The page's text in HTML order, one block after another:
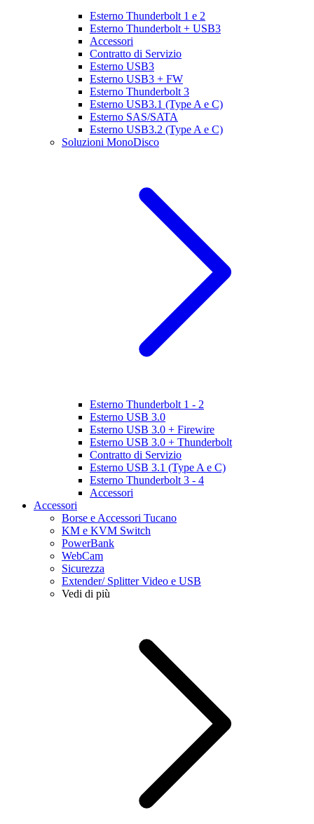
Esterno Thunderbolt 1 e 2
Esterno Thunderbolt + USB3
Accessori
Contratto di Servizio
Esterno USB3
Esterno USB3 + FW
Esterno Thunderbolt 3
Esterno USB3.1 (Type A e C)
Esterno SAS/SATA
Esterno USB3.2 (Type A e C)
Soluzioni MonoDisco
Esterno Thunderbolt 1 - 2
Esterno USB 3.0
Esterno USB 3.0 + Firewire
Esterno USB 3.0 + Thunderbolt
Contratto di Servizio
Esterno USB 3.1 (Type A e C)
Esterno Thunderbolt 3 - 4
Accessori
Accessori
Borse e Accessori Tucano
KM e KVM Switch
PowerBank
WebCam
Sicurezza
Extender/ Splitter Video e USB
Vedi di più